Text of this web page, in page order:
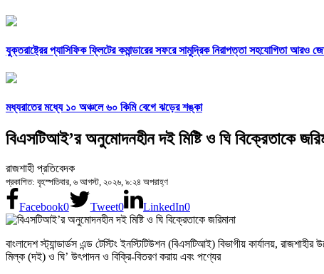
যুক্তরাষ্ট্রের প্যাসিফিক ফ্লিটের কমান্ডারের সফরে সামুদ্রিক নিরাপত্তা সহযোগিতা আরও
মধ্যরাতের মধ্যে ১০ অঞ্চলে ৬০ কিমি বেগে ঝড়ের শঙ্কা
বিএসটিআই’র অনুমোদনহীন দই মিষ্টি ও ঘি বিক্রেতাকে
রাজশাহী প্রতিবেদক
প্রকাশিত: বৃহস্পতিবার, ৬ আগস্ট, ২০২৬, ৯:২৪ অপরাহ্ণ
Facebook0 Tweet0 LinkedIn0
বাংলাদেশ স্ট্যান্ডার্ডস এন্ড টেস্টিং ইনস্টিটিউশন (বিএসটিআই) বিভাগীয় কার্যালয়,
মিল্ক (দই) ও ঘি’ উৎপাদন ও বিক্রি-বিতরণ করায় এবং পণ্যের